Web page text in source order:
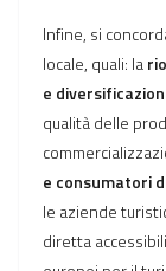
Infine, si
locale, quali: la
e
qualità delle
e consumatori
le aziende
diretta